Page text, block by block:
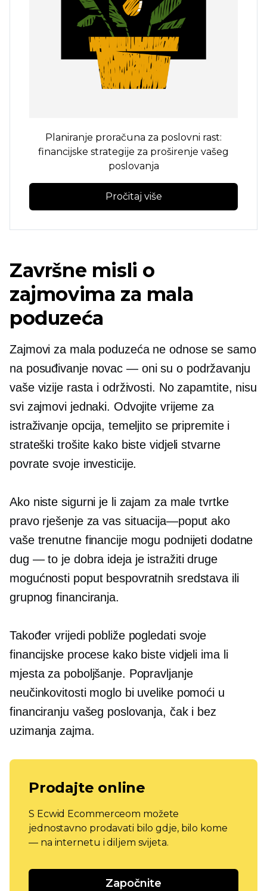
Planiranje proračuna za poslovni rast:
financijske strategije za proširenje vašeg
poslovanja
Pročitaj više
Završne misli o
zajmovima za mala
poduzeća
Zajmovi za mala poduzeća ne odnose se samo
na posuđivanje novac — oni su o podržavanju
vaše vizije rasta i održivosti. No zapamtite, nisu
svi zajmovi jednaki. Odvojite vrijeme za
istraživanje opcija, temeljito se pripremite i
strateški trošite kako biste vidjeli stvarne
povrate svoje investicije.
Ako niste sigurni je li zajam za male tvrtke
pravo rješenje za vas situacija—poput ako
vaše trenutne financije mogu podnijeti dodatne
dug — to jedobra ideja je istražiti druge
mogućnosti poput bespovratnih sredstava ili
grupnog financiranja.
Također vrijedi pobliže pogledati svoje
financijske procese kako biste vidjeli ima li
mjesta za poboljšanje. Popravljanje
neučinkovitosti moglo bi uvelike pomoći u
financiranju vašeg poslovanja, čak i bez
uzimanja zajma.
Prodajte online
S Ecwid Ecommerceom možete
jednostavno prodavati bilo gdje, bilo kome
— na internetu i diljem svijeta.
Započnite